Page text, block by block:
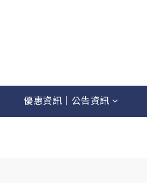
優惠資訊│公告資訊